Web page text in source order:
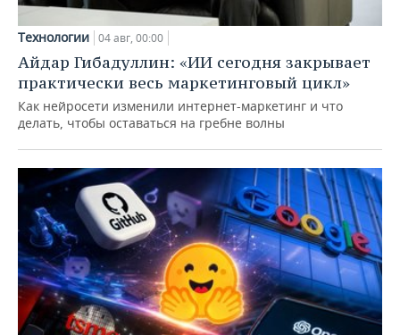
Технологии 04 авг, 00:00
Айдар Гибадуллин: «ИИ сегодня закрывает
практически весь маркетинговый цикл»
Как нейросети изменили интернет-маркетинг и что
делать, чтобы оставаться на гребне волны